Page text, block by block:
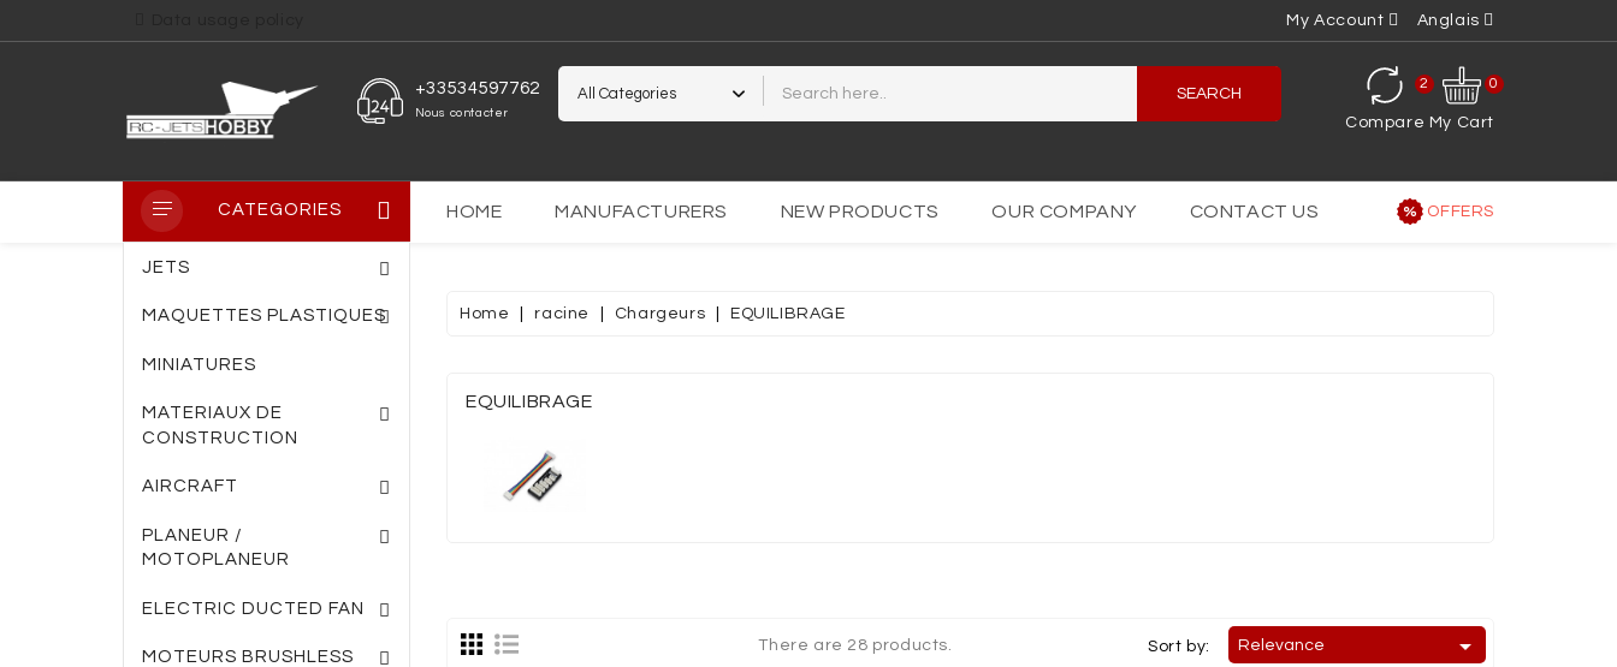
My Account Anglais
+33534597762
Nous contacter
SEARCH
Compare
2
My Cart
0
HOME MANUFACTURERS NEW PRODUCTS OUR COMPANY CONTACT US OFFERS
CATEGORIES
JETS
MAQUETTES PLASTIQUES
MINIATURES
MATERIAUX DE
CONSTRUCTION
AIRCRAFT
PLANEUR /
MOTOPLANEUR
ELECTRIC DUCTED FAN
MOTEURS BRUSHLESS
Home racine Chargeurs EQUILIBRAGE
EQUILIBRAGE
There are 28 products. Sort by: Relevance 